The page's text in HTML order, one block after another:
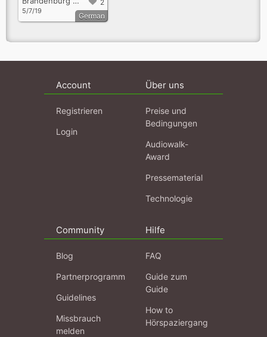
2
5/7/19
German
Account
Registrieren
Login
Über uns
Preise und
Bedingungen
Audiowalk-
Award
Pressematerial
Technologie
Community
Blog
Partnerprogramm
Guidelines
Missbrauch
melden
Hilfe
FAQ
Guide zum
Guide
How to
Hörspaziergang